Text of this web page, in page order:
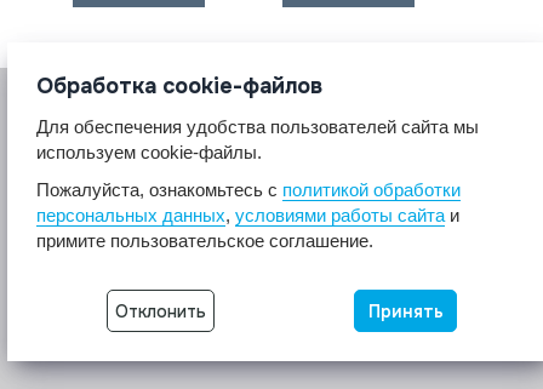
© 2017 A2A4
Крепеж из нержавеющей стали А2 А4.
Разработка сайта -
Неткам
Обработка cookie-файлов
Для обеспечения удобства пользователей сайта мы
используем cookie-файлы.
Пожалуйста, ознакомьтесь с политикой обработки
персональных данных, условиями работы сайта и
примите пользовательское соглашение.
Отклонить Принять